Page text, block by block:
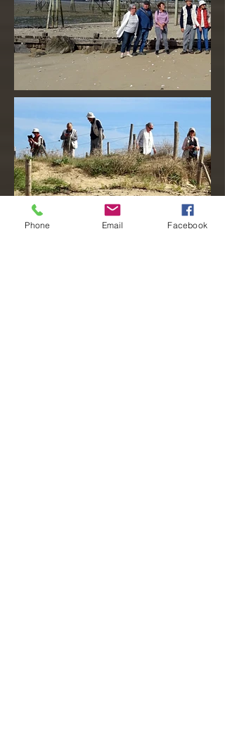
Phone Email Facebook